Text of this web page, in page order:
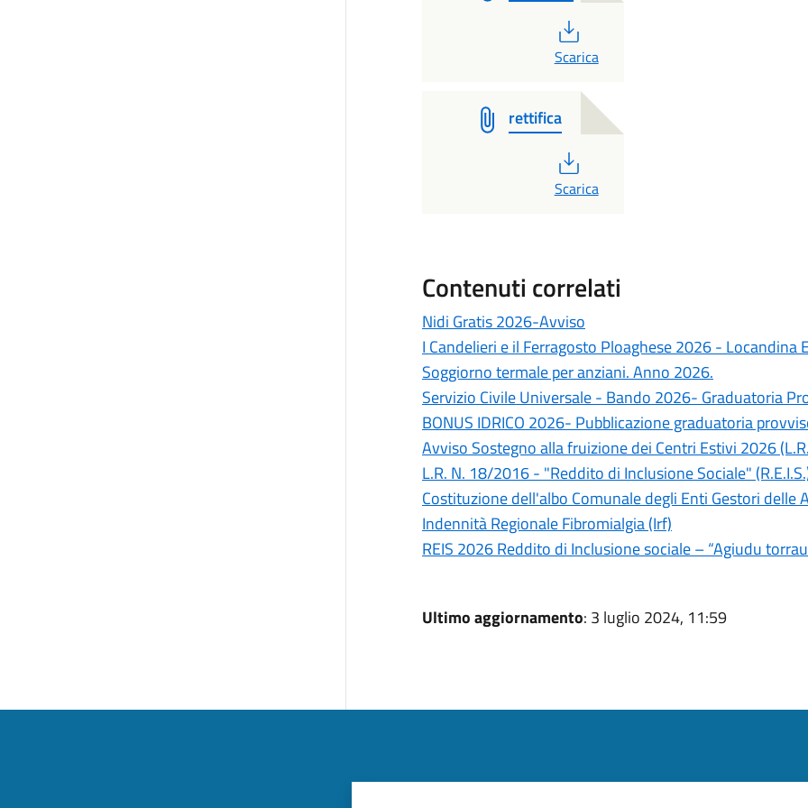
PDF
Scarica
rettifica
PDF
Scarica
Contenuti correlati
Nidi Gratis 2026-Avviso
I Candelieri e il Ferragosto Ploaghese 2026 - Locandina
Soggiorno termale per anziani. Anno 2026.
Servizio Civile Universale - Bando 2026- Graduatoria
BONUS IDRICO 2026- Pubblicazione graduatoria
Avviso Sostegno alla fruizione dei Centri Estivi 2026
L.R. N. 18/2016 - "Reddito di Inclusione Sociale"
Costituzione dell'albo Comunale degli Enti Gestori delle
Indennità Regionale Fibromialgia (Irf)
REIS 2026 Reddito di Inclusione sociale – “Agiudu
Ultimo aggiornamento: 3 luglio 2024, 11:59